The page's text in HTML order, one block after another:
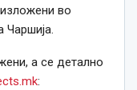
во
Чаршија.
а се детално
: